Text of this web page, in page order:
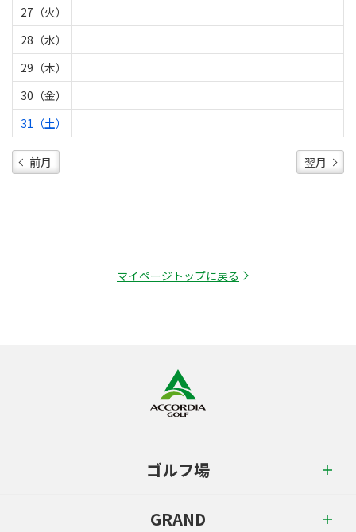
27（火）
28（水）
29（木）
30（金）
31（土）
前月 翌月
マイページトップに戻る
ゴルフ場
GRAND